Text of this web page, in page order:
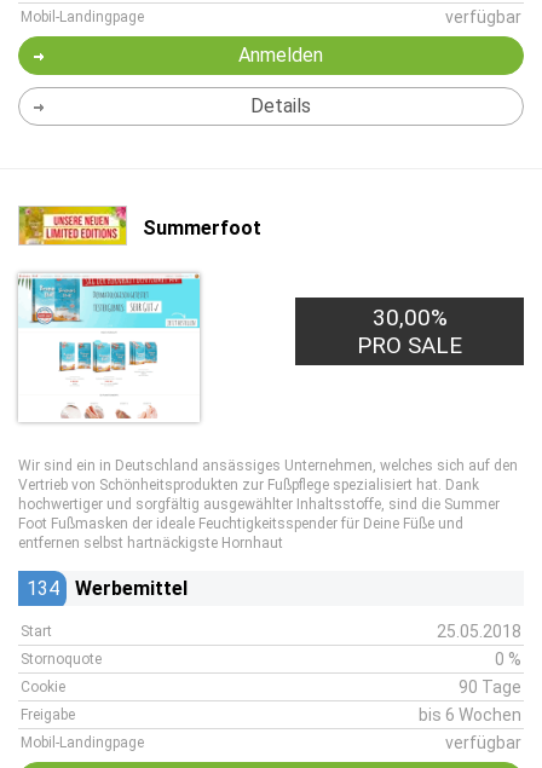
Mobil-Landingpage verfügbar
Anmelden
Details
Summerfoot
30,00%
PRO SALE
Wir sind ein in Deutschland ansässiges Unternehmen, welches sich auf den
Vertrieb von Schönheitsprodukten zur Fußpflege spezialisiert hat. Dank
hochwertiger und sorgfältig ausgewählter Inhaltsstoffe, sind die Summer
Foot Fußmasken der ideale Feuchtigkeitsspender für Deine Füße und
entfernen selbst hartnäckigste Hornhaut
134 Werbemittel
Start 25.05.2018
Stornoquote 0 %
Cookie 90 Tage
Freigabe bis 6 Wochen
Mobil-Landingpage verfügbar